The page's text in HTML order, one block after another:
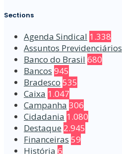
Sections
Agenda Sindical 1.338
Assuntos Previdenciários
Banco do Brasil 680
Bancos 945
Bradesco 535
Caixa 1.047
Campanha 306
Cidadania 1.080
Destaque 2.945
Financeiras 59
História 6